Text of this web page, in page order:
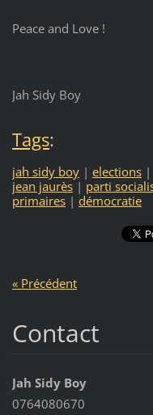
Peace and Love !
Jah Sidy Boy
Tags:
jah sidy boy | elections |
jean jaurès | parti
primaires | démocratie
« Précédent
Contact
Jah Sidy Boy
0764080670